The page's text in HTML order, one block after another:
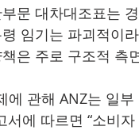
문 대차대조표는
임기는 파괴적이
은 주로 구조적 측
에 관해 ANZ는 일
서에 따르면 “소비